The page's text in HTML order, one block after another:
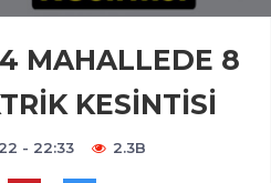
MAHALLEDE 8
KESİNTİSİ
- 22:33 2.3B